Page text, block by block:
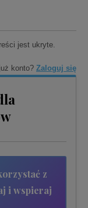
jest ukryte.
konto? Zaloguj się
z
i wspieraj